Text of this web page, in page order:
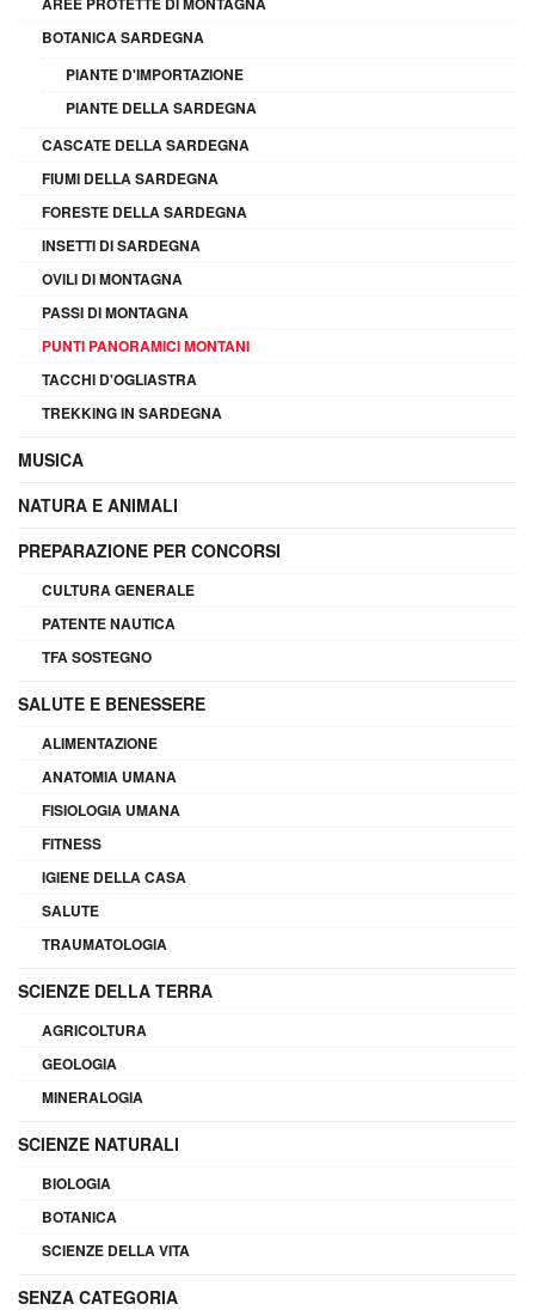
BOTANICA SARDEGNA
PIANTE D'IMPORTAZIONE
PIANTE DELLA SARDEGNA
CASCATE DELLA SARDEGNA
FIUMI DELLA SARDEGNA
FORESTE DELLA SARDEGNA
INSETTI DI SARDEGNA
OVILI DI MONTAGNA
PASSI DI MONTAGNA
PUNTI PANORAMICI MONTANI
TACCHI D'OGLIASTRA
TREKKING IN SARDEGNA
MUSICA
NATURA E ANIMALI
PREPARAZIONE PER CONCORSI
CULTURA GENERALE
PATENTE NAUTICA
TFA SOSTEGNO
SALUTE E BENESSERE
ALIMENTAZIONE
ANATOMIA UMANA
FISIOLOGIA UMANA
FITNESS
IGIENE DELLA CASA
SALUTE
TRAUMATOLOGIA
SCIENZE DELLA TERRA
AGRICOLTURA
GEOLOGIA
MINERALOGIA
SCIENZE NATURALI
BIOLOGIA
BOTANICA
SCIENZE DELLA VITA
SENZA CATEGORIA